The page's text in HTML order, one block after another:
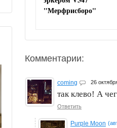
"Мерфрисборо"
Комментарии:
coming 26
так клево! А
Ответить
Purple Moon